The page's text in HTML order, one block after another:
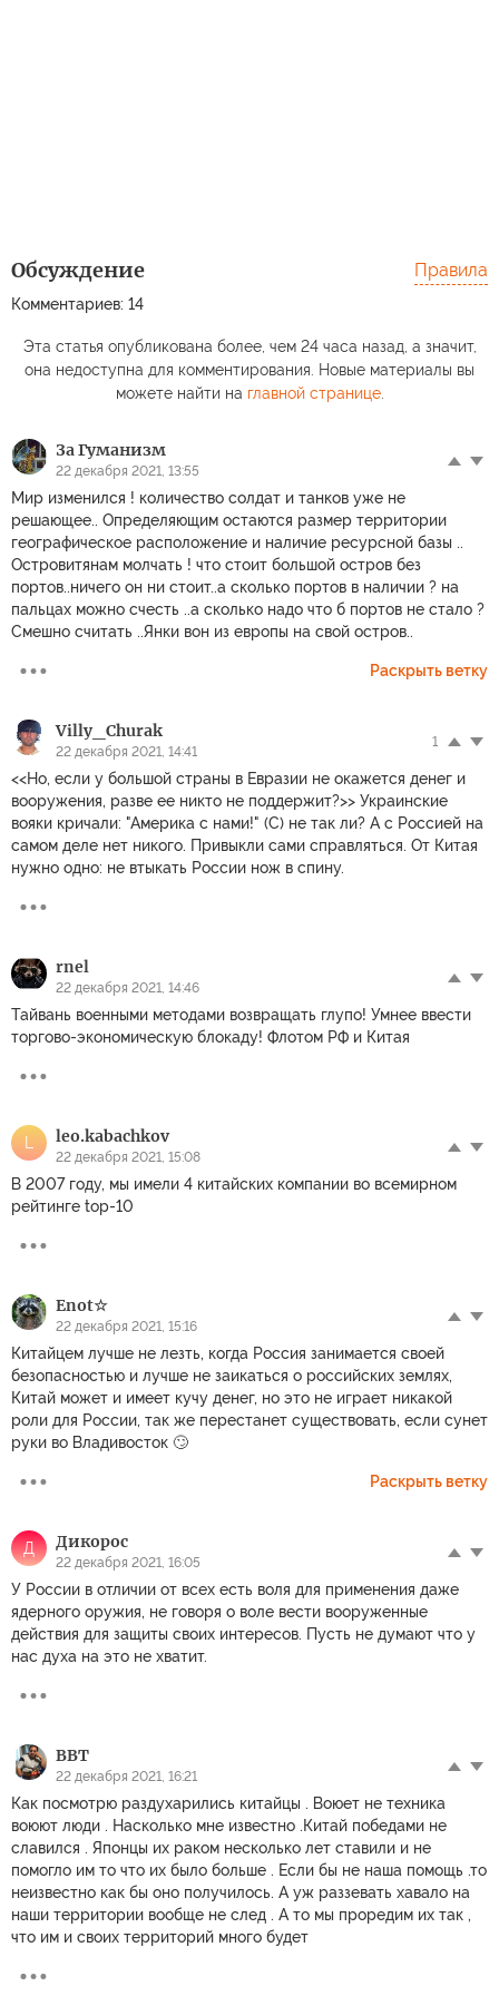
Обсуждение
Комментариев: 14
Правила
Эта статья опубликована более, чем 24 часа назад, а значит,
она недоступна для комментирования. Новые материалы вы
можете найти на главной странице.
За Гуманизм
22 декабря 2021, 13:55
Мир изменился ! количество солдат и танков уже не
решающее.. Определяющим остаются размер территории
географическое расположение и наличие ресурсной базы ..
Островитянам молчать ! что стоит большой остров без
портов..ничего он ни стоит..а сколько портов в наличии ? на
пальцах можно счесть ..а сколько надо что б портов не стало ?
Смешно считать ..Янки вон из европы на свой остров..
Раскрыть ветку
Villy_Churak
22 декабря 2021, 14:41
1
<<Но, если у большой страны в Евразии не окажется денег и
вооружения, разве ее никто не поддержит?>> Украинские
вояки кричали: "Америка с нами!" (С) не так ли? А с Россией на
самом деле нет никого. Привыкли сами справляться. От Китая
нужно одно: не втыкать России нож в спину.
rnel
22 декабря 2021, 14:46
Тайвань военными методами возвращать глупо! Умнее ввести
торгово-экономическую блокаду! Флотом РФ и Китая
L leo.kabachkov
22 декабря 2021, 15:08
В 2007 году, мы имели 4 китайских компании во всемирном
рейтинге top-10
Enot☆
22 декабря 2021, 15:16
Китайцем лучше не лезть, когда Россия занимается своей
безопасностью и лучше не заикаться о российских землях,
Китай может и имеет кучу денег, но это не играет никакой
роли для России, так же перестанет существовать, если сунет
руки во Владивосток 🙄
Раскрыть ветку
Д Дикорос
22 декабря 2021, 16:05
У России в отличии от всех есть воля для применения даже
ядерного оружия, не говоря о воле вести вооруженные
действия для защиты своих интересов. Пусть не думают что у
нас духа на это не хватит.
ВВТ
22 декабря 2021, 16:21
Как посмотрю раздухарились китайцы . Воюет не техника
воюют люди . Насколько мне известно .Китай победами не
славился . Японцы их раком несколько лет ставили и не
помогло им то что их было больше . Если бы не наша помощь .то
неизвестно как бы оно получилось. А уж раззевать хавало на
наши территории вообще не след . А то мы проредим их так ,
что им и своих территорий много будет